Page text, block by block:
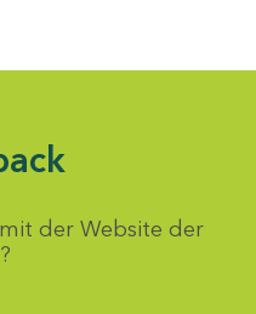
der Website der